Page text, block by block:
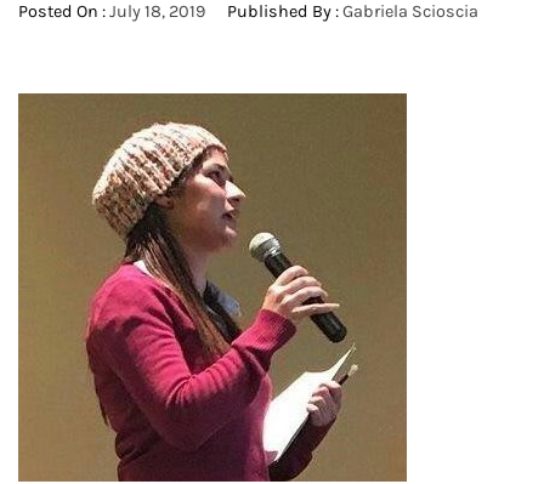
Posted On :July 18, 2019 Published By :Gabriela Scioscia